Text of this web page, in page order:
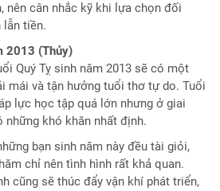
nên cân nhắc kỹ khi lựa chọn đối
tiền.
2013 (Thủy)
Quý Tỵ sinh năm 2013 sẽ có một
mái và tận hưởng tuổi thơ tự do. Tuổi
lực học tập quá lớn nhưng ở giai
những khó khăn nhất định.
bạn sinh năm này đều tài giỏi,
chỉ nên tình hình rất khả quan.
cũng sẽ thúc đẩy vận khí phát triển,